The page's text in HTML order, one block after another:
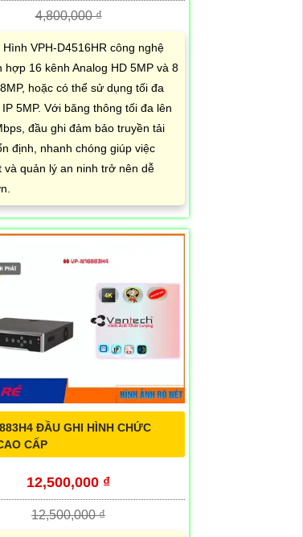
4,800,000 ₫
VPH-D4516HR công nghệ
hợp 16 kênh Analog HD 5MP và 8
hoặc có thể sử dụng tối đa
5MP. Với băng thông tối đa lên
đầu ghi đảm bảo truyền tải
định, nhanh chóng giúp việc
và quản lý an ninh trở nên dễ
ĐẦU GHI HÌNH CHỨC
CẤP
12,500,000 ₫
12,500,000 ₫